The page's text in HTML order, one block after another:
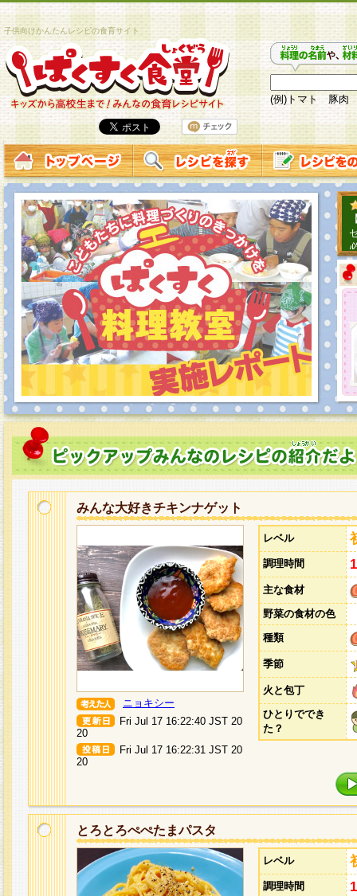
子供向けかんたんレシピの食育サイト
(例)トマト 豚肉
みんな大好きチキンナゲット
ニョキシー
Fri Jul 17 16:22:40 JST 20
20
Fri Jul 17 16:22:31 JST 20
20
レベル
調理時間
主な食材
野菜の食材の色
種類
季節
火と包丁
ひとりででき
た？
とろとろぺぺたまパスタ
レベル
調理時間